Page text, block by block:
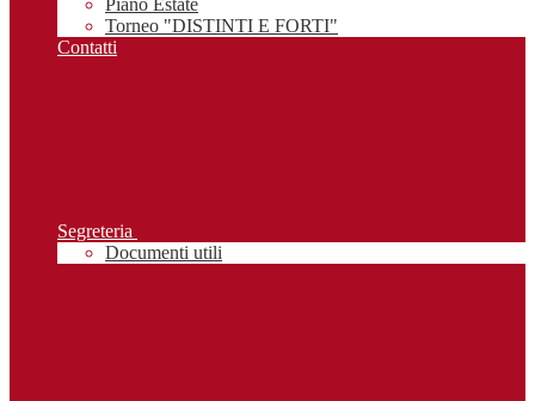
Piano Estate
Torneo "DISTINTI E FORTI"
Contatti
Segreteria
Documenti utili